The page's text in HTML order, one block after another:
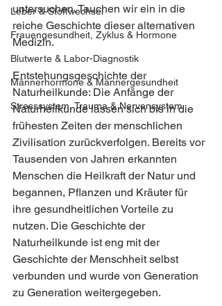
Leber & Stoffwechsel
Frauengesundheit, Zyklus & Hormone
Blutwerte & Labor-Diagnostik
Männerhormone & Männergesundheit
Stresssystem, Trauma & Nervensystem
untersuchen. Tauchen wir ein in die
reiche Geschichte dieser alternativen
Medizin.
Entstehungsgeschichte der
Naturheilkunde: Die Anfänge der
Naturheilkunde lassen sich bis in die
frühesten Zeiten der menschlichen
Zivilisation zurückverfolgen. Bereits vor
Tausenden von Jahren erkannten
Menschen die Heilkraft der Natur und
begannen, Pflanzen und Kräuter für
ihre gesundheitlichen Vorteile zu
nutzen. Die Geschichte der
Naturheilkunde ist eng mit der
Geschichte der Menschheit selbst
verbunden und wurde von Generation
zu Generation weitergegeben.